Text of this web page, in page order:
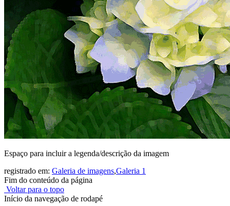
Espaço para incluir a legenda/descrição da imagem
registrado em: Galeria de imagens,Galeria 1
Fim do conteúdo da página
Voltar para o topo
Início da navegação de rodapé